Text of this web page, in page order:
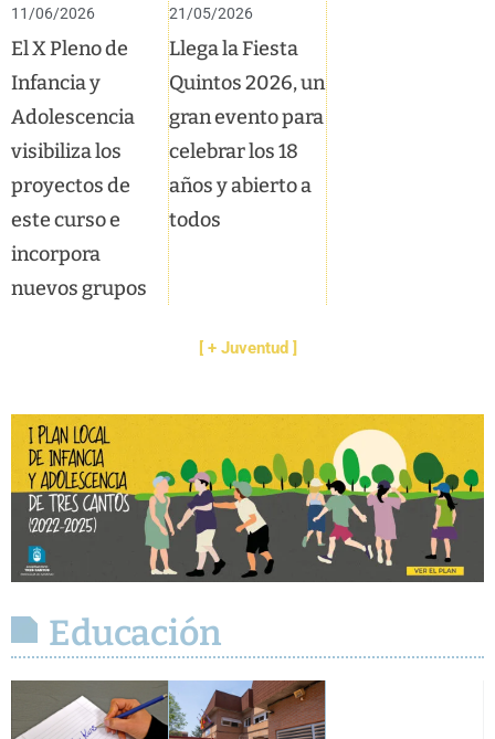
11/06/2026
El X Pleno de
Infancia y
Adolescencia
visibiliza los
proyectos de
este curso e
incorpora
nuevos grupos
21/05/2026
Llega la Fiesta
Quintos 2026, un
gran evento para
celebrar los 18
años y abierto a
todos
[ + Juventud ]
Educación